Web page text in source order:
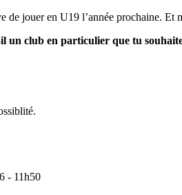
de jouer en U19 l’année prochaine.
un club en particulier que tu
- 11h50